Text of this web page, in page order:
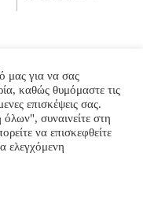
μας για να σας
καθώς θυμόμαστε τις
επισκέψεις σας.
συναινείτε στη
να επισκεφθείτε
ελεγχόμενη